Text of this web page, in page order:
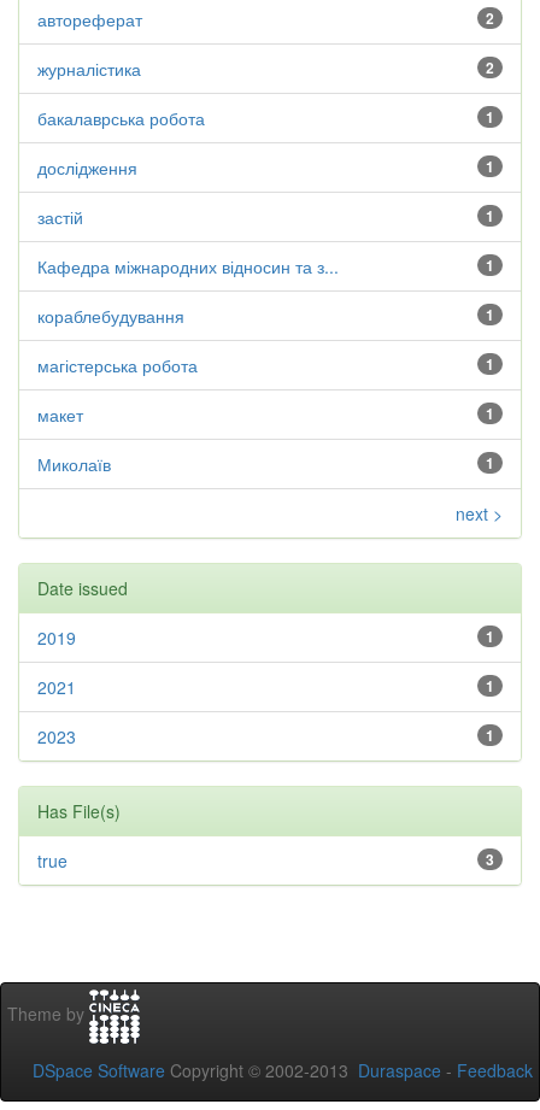
2
автореферат
2
журналістика
1
бакалаврська робота
1
дослідження
1
застій
1
Кафедра міжнародних відносин та з...
1
кораблебудування
1
магістерська робота
1
макет
1
Миколаїв
next >
Date issued
1
2019
1
2021
1
2023
Has File(s)
3
true
Theme by
DSpace Software Copyright © 2002-2013 Duraspace - Feedback